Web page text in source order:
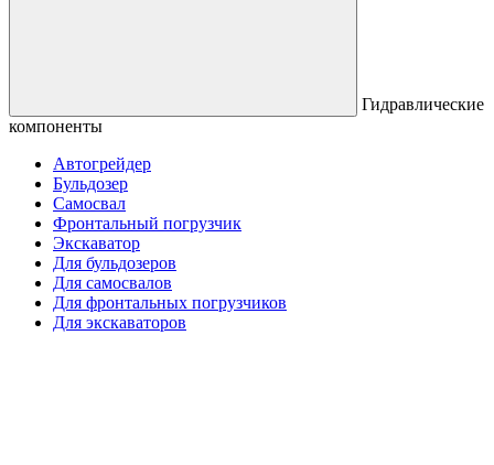
Гидравлические
компоненты
Автогрейдер
Бульдозер
Самосвал
Фронтальный погрузчик
Экскаватор
Для бульдозеров
Для самосвалов
Для фронтальных погрузчиков
Для экскаваторов